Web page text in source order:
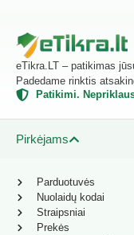
eTikra.LT – patikimas
Padedame rinktis
Patikimi.
Pirkėjams
Parduotuvės
Nuolaidų kodai
Straipsniai
Prekės